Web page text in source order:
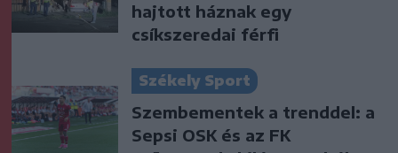
hajtott háznak egy
csíkszeredai férfi
Székely Sport
Szembementek a trenddel: a
Sepsi OSK és az FK